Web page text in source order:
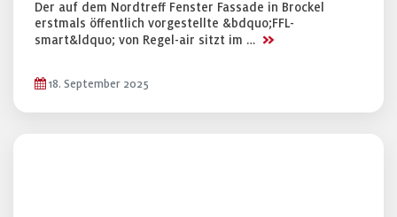
Der auf dem Nordtreff Fenster Fassade in Brockel
erstmals öffentlich vorgestellte &bdquo;FFL-
smart&ldquo; von Regel-air sitzt im … >>
18. September 2025